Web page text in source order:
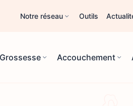
Notre réseau Outils
Grossesse Accouchement